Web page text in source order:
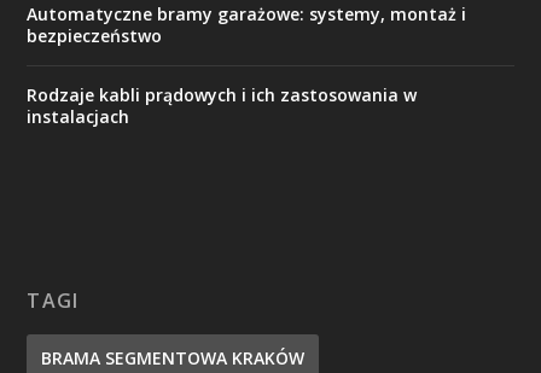
Automatyczne bramy garażowe: systemy, montaż i
bezpieczeństwo
Rodzaje kabli prądowych i ich zastosowania w
instalacjach
TAGI
BRAMA SEGMENTOWA KRAKÓW